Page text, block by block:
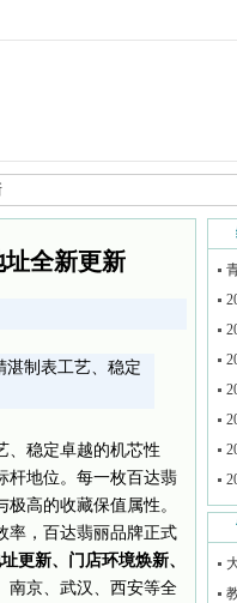
全新更新
湛制表工艺、稳定
、稳定卓越的机芯性
杆地位。每一枚百达翡
高的收藏保值属性。
率，百达翡丽品牌正式
更新、门店环境焕新、
南京、武汉、西安等全